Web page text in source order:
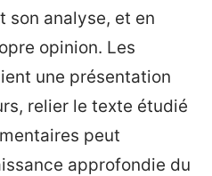
son analyse, et en
opinion. Les
une présentation
relier le texte étudié
peut
approfondie du